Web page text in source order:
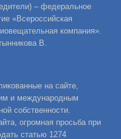
– федеральное
«Всероссийская
компания».
В.
на сайте,
и международным
собственности.
огромная просьба при
статью 1274